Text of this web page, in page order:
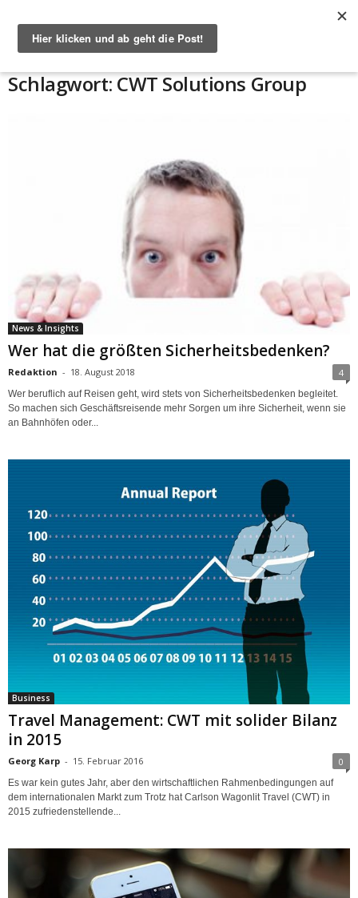
Schlagwort: CWT Solutions Group
News & Insights
Wer hat die größten Sicherheitsbedenken?
Redaktion - 18. August 2018 4
Wer beruflich auf Reisen geht, wird stets von Sicherheitsbedenken begleitet.
So machen sich Geschäftsreisende mehr Sorgen um ihre Sicherheit, wenn sie
an Bahnhöfen oder...
Business
Travel Management: CWT mit solider Bilanz
in 2015
Georg Karp - 15. Februar 2016 0
Es war kein gutes Jahr, aber den wirtschaftlichen Rahmenbedingungen auf
dem internationalen Markt zum Trotz hat Carlson Wagonlit Travel (CWT) in
2015 zufriedenstellende...